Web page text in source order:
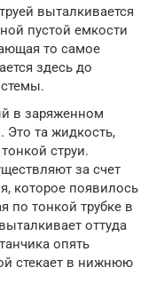
выталкивается
пустой емкости
то самое
здесь до
в заряженном
Это та жидкость,
струи.
за счет
которое появилось
по тонкой трубке в
оттуда
опять
стекает в нижнюю